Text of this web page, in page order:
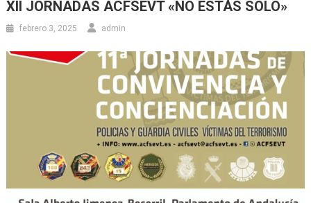
XII JORNADAS ACFSEVT «NO ESTÁS SOLO»
febrero 3, 2025 admin